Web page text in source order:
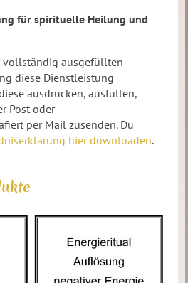
für spirituelle Heilung und
vollständig ausgefüllten
diese Dienstleistung
ausdrucken, ausfüllen,
Post oder
per Mail zusenden. Du
hier downloaden.